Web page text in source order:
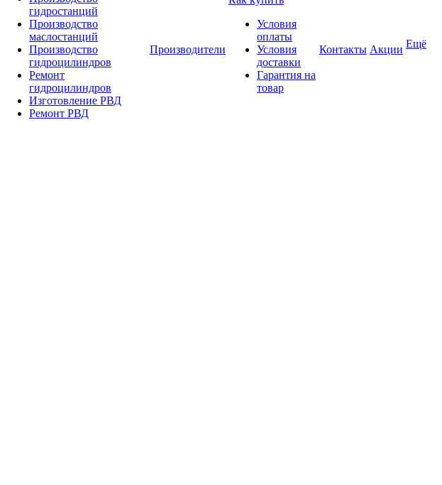
гидростанций
Производство
маслостанций
Производство
гидроцилиндров
Ремонт
гидроцилиндров
Изготовление РВД
Ремонт РВД
Производители
Условия
оплаты
Условия
доставки
Гарантия на
товар
Контакты Акции Ещё